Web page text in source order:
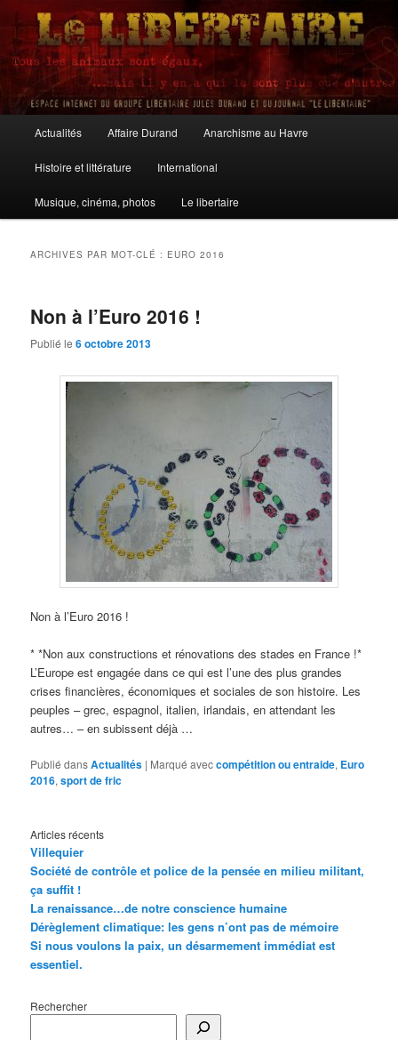
Aller
contenu
principal
Aller
contenu
secondaire
Le Libertaire
principal
Actualités Affaire Durand Anarchisme au Havre
Histoire et littérature International
Musique, cinéma, photos Le libertaire
ARCHIVES PAR MOT-CLÉ : EURO 2016
Non à l’Euro 2016 !
Publié le6 octobre 2013
Non à l’Euro 2016 !
* *Non aux constructions et rénovations des stades en France !*
L’Europe est engagée dans ce qui est l’une des plus grandes
crises financières, économiques et sociales de son histoire. Les
peuples – grec, espagnol, italien, irlandais, en attendant les
autres… – en subissent déjà …
Publié dansActualités | Marqué aveccompétition ou entraide, Euro
2016,sport de fric
Articles récents
Villequier
Société de contrôle et police de la pensée en milieu militant,
ça suffit !
La renaissance…de notre conscience humaine
Dérèglement climatique: les gens n’ont pas de mémoire
Si nous voulons la paix, un désarmement immédiat est
essentiel.
Rechercher